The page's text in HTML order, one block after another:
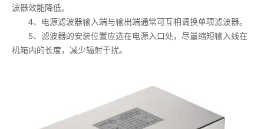
波器效能降低。
4、电源滤波器输入端与输出端通常可互相调换单项滤波器。
5、滤波器的安装位置应选在电源入口处，尽量缩短输入线在
机箱内的长度，减少辐射干扰。